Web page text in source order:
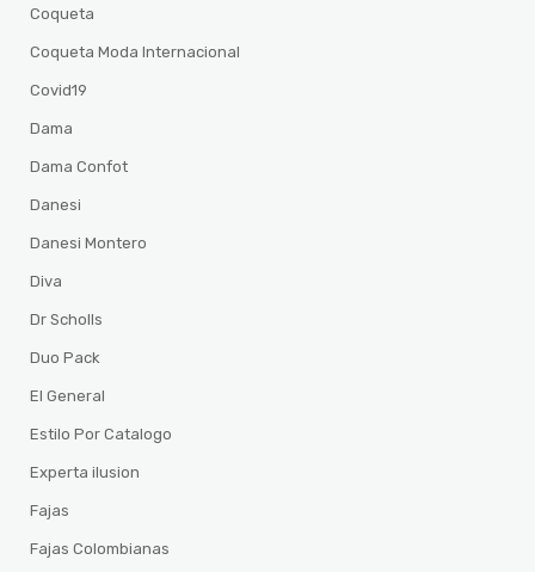
Coqueta
Coqueta Moda Internacional
Covid19
Dama
Dama Confot
Danesi
Danesi Montero
Diva
Dr Scholls
Duo Pack
El General
Estilo Por Catalogo
Experta ilusion
Fajas
Fajas Colombianas